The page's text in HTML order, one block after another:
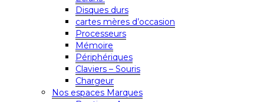
Disques durs
cartes mères d’occasion
Processeurs
Mémoire
Périphériques
Claviers – Souris
Chargeur
Nos espaces Marques